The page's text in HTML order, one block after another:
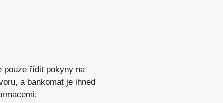
pouze řídit pokyny na
a bankomat je ihned